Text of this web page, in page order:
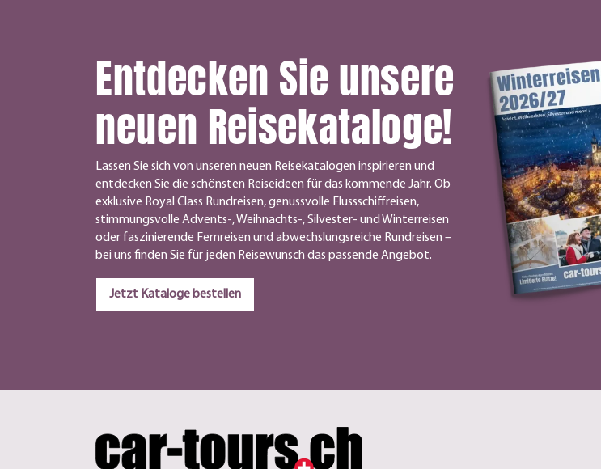
Entdecken Sie unsere
neuen Reisekataloge!
Lassen Sie sich von unseren neuen Reisekatalogen inspirieren und
entdecken Sie die schönsten Reiseideen für das kommende Jahr. Ob
exklusive Royal Class Rundreisen, genussvolle Flussschiffreisen,
stimmungsvolle Advents-, Weihnachts-, Silvester- und Winterreisen
oder faszinierende Fernreisen und abwechslungsreiche Rundreisen –
bei uns finden Sie für jeden Reisewunsch das passende Angebot.
Jetzt Kataloge bestellen